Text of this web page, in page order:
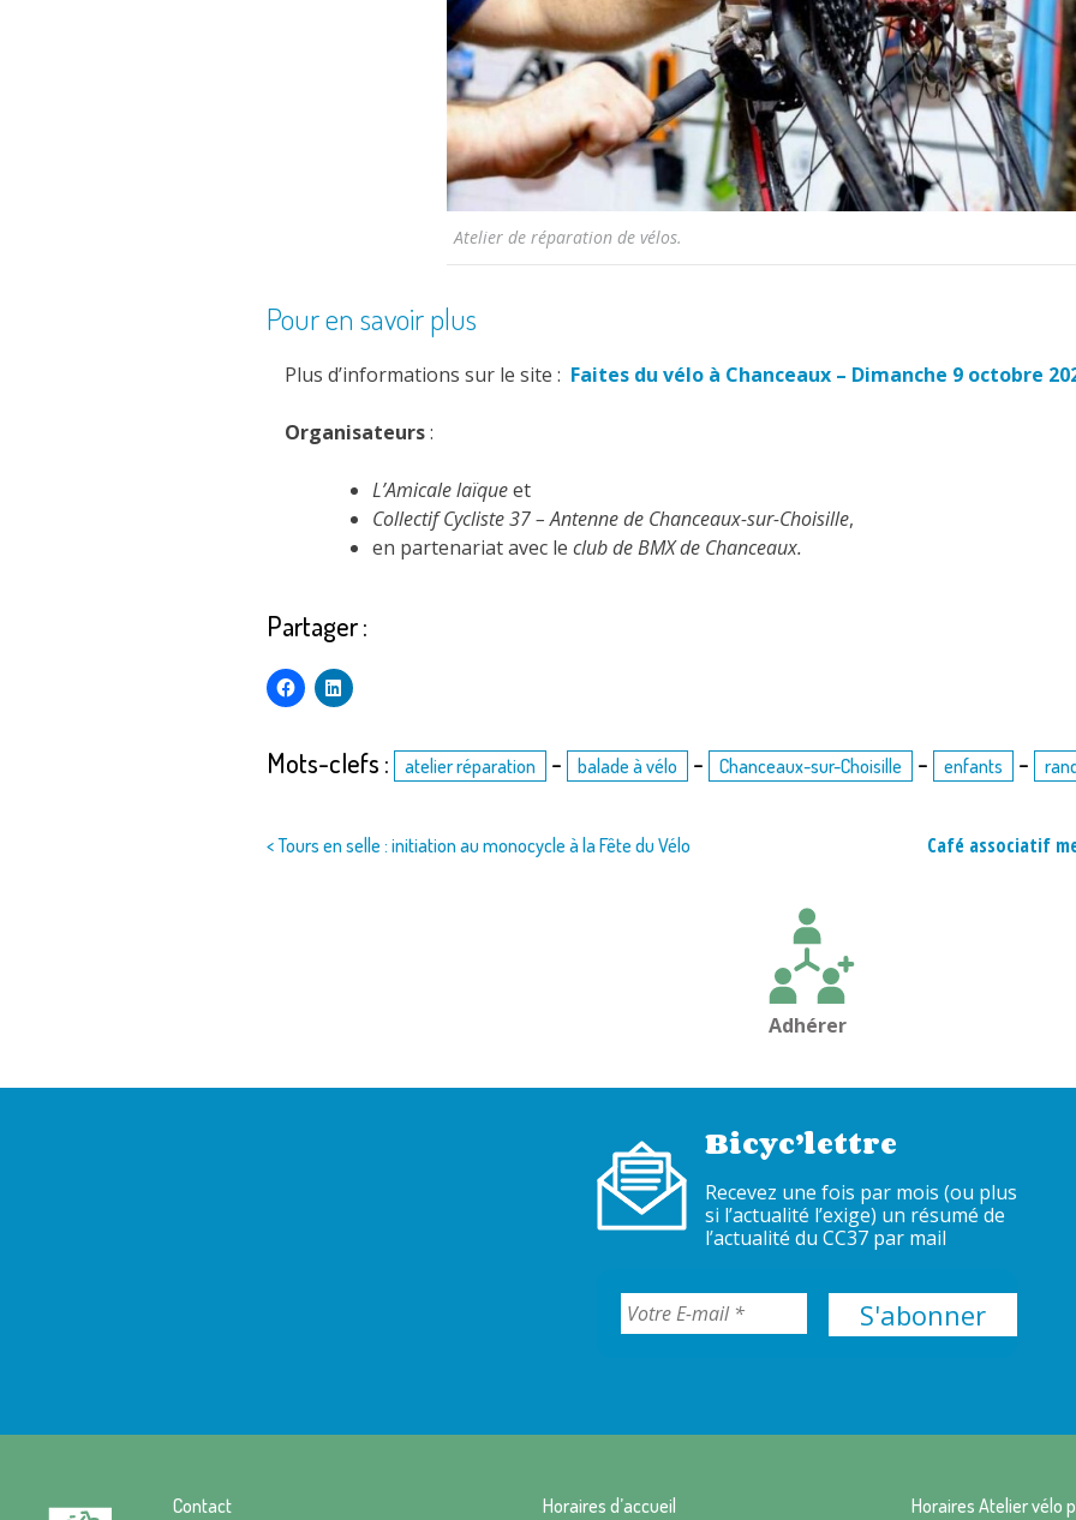
Atelier de réparation de vélos.
Pour en savoir plus
Plus d’informations sur le site : Faites du vélo à Chanceaux – Dimanche 9 octobre
Organisateurs:
L’Amicale laïqueet
Collectif Cycliste 37 – Antenne de Chanceaux-sur-Choisille,
en partenariat avec le club de BMX de Chanceaux.
Partager :
Mots-clefs : atelier réparation - balade à vélo - Chanceaux-sur-Choisille - enfants -
Navigation
< Tours en selle : initiation au monocycle à la Fête du Vélo Café associatif
Adhérer
Bicyc’lettre
Recevez une fois par mois (ou plus
si l’actualité l’exige) un résumé de
l’actualité du CC37 par mail
Contact Horaires d’accueil Horaires Atelier vélo